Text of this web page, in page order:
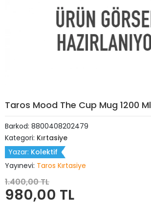
Taros Mood The Cup Mug 1200 Ml
Barkod: 8800408202479
Kategori: Kırtasiye
Yazar: Kolektif
Yayınevi: Taros Kırtasiye
1.400,00 TL
980,00 TL